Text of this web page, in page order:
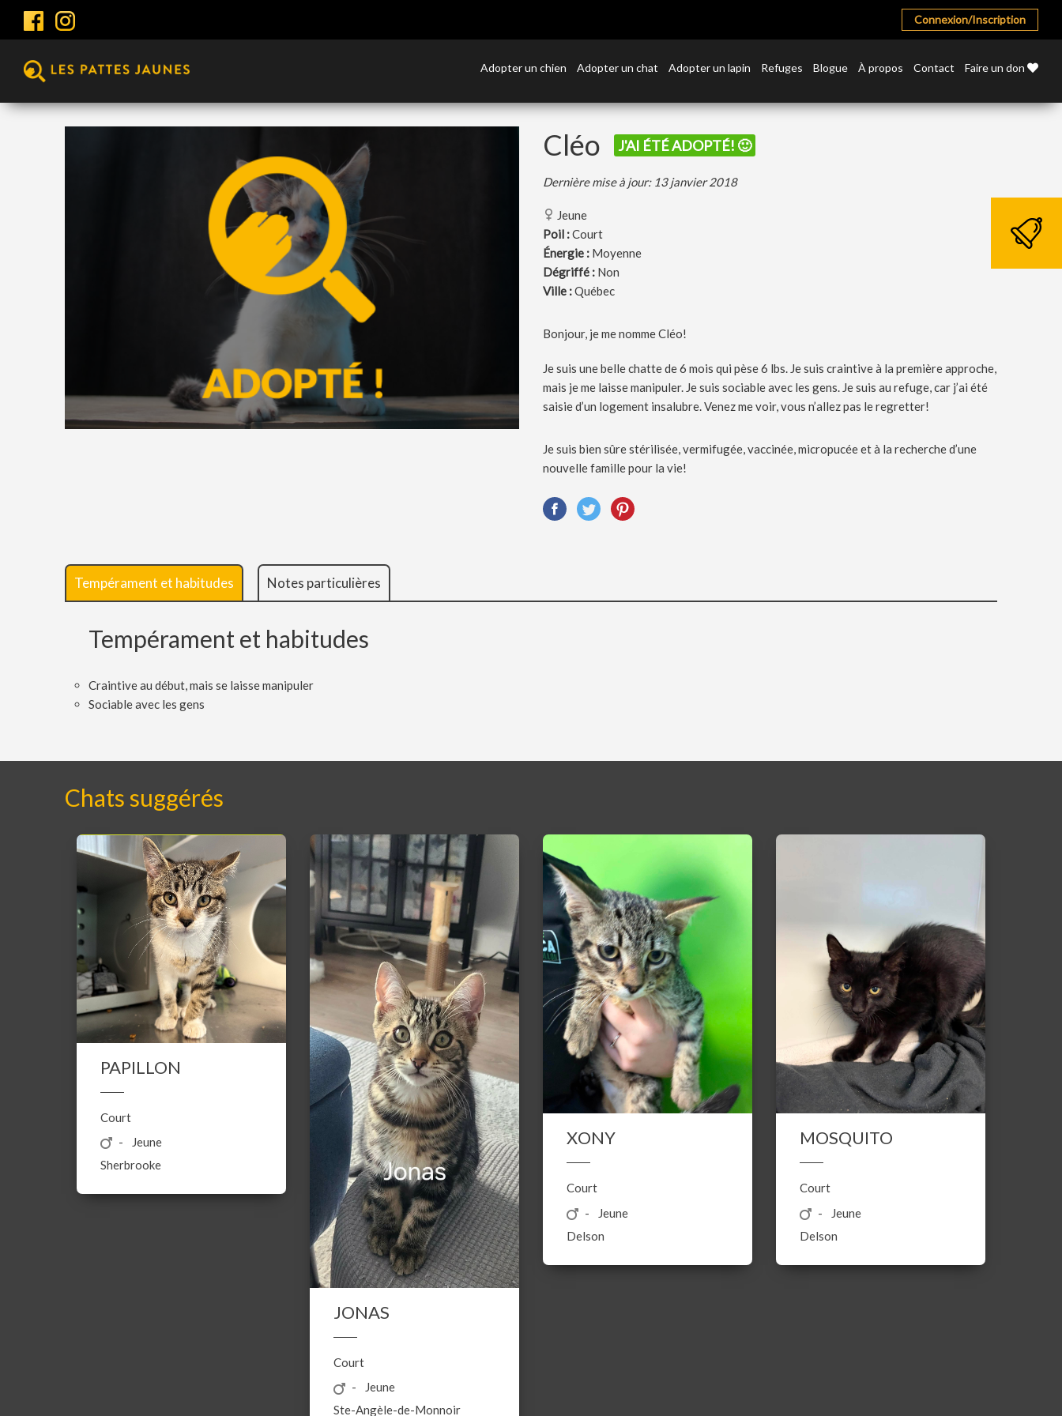
Connexion/Inscription
Adopter un chien Adopter un chat Adopter un lapin Refuges Blogue À propos Contact Faire un don
Cléo J'AI ÉTÉ ADOPTÉ! 🙂
Dernière mise à jour: 13 janvier 2018
Jeune
Poil :Court
Énergie : Moyenne
Dégriffé : Non
Ville :Québec
Bonjour, je me nomme Cléo!
Je suis une belle chatte de 6 mois qui pèse 6 lbs. Je suis craintive à la première approche,
mais je me laisse manipuler. Je suis sociable avec les gens. Je suis au refuge, car j’ai été
saisie d’un logement insalubre. Venez me voir, vous n’allez pas le regretter!
Je suis bien sûre stérilisée, vermifugée, vaccinée, micropucée et à la recherche d’une
nouvelle famille pour la vie!
Tempérament et habitudes Notes particulières
Tempérament et habitudes
Craintive au début, mais se laisse manipuler
Sociable avec les gens
Chats suggérés
PAPILLON
Court
Jeune
Sherbrooke
JONAS
Court
Jeune
Ste-Angèle-de-Monnoir
XONY
Court
Jeune
Delson
MOSQUITO
Court
Jeune
Delson